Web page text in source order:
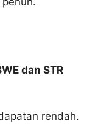
dan STR
rendah.